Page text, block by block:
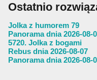
Ostatnio
Jolka z humorem 79
Panorama dnia 2026-08-
5720. Jolka z bogami
Rebus dnia 2026-08-07
Panorama dnia 2026-08-